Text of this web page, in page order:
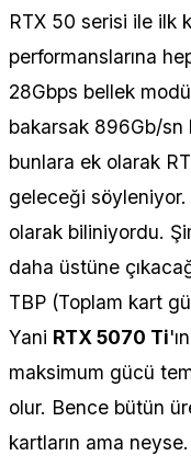
RTX 50 serisi ile ilk
performanslarına
28Gbps bellek
bakarsak 896Gb/sn
bunlara ek olarak
geleceği
olarak biliniyordu.
daha üstüne
TBP (Toplam kart
Yani RTX 5070 Ti
maksimum gücü
olur. Bence bütün
kartların ama neyse.